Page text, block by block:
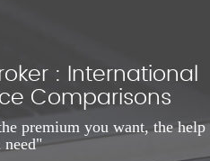
: International
Comparisons
premium you want, the help
need"